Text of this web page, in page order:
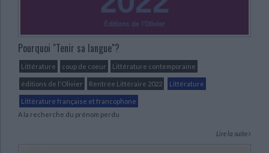
Pourquoi "Tenir sa langue"?
Littérature coup de coeur Littérature contemporaine
éditions de l'Olivier Rentrée Littéraire 2022 Littérature
Littérature française et francophone
A la recherche du prénom perdu
Lire la suite